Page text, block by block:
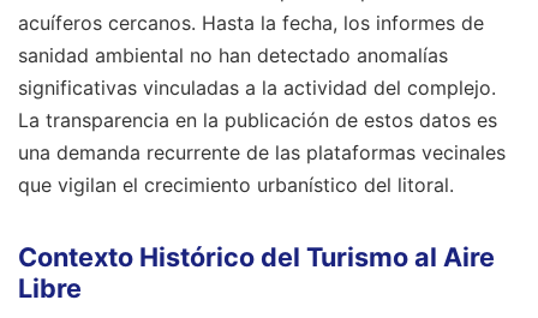
acuíferos cercanos. Hasta la fecha, los informes de
sanidad ambiental no han detectado anomalías
significativas vinculadas a la actividad del complejo.
La transparencia en la publicación de estos datos es
una demanda recurrente de las plataformas vecinales
que vigilan el crecimiento urbanístico del litoral.
Contexto Histórico del Turismo al Aire
Libre